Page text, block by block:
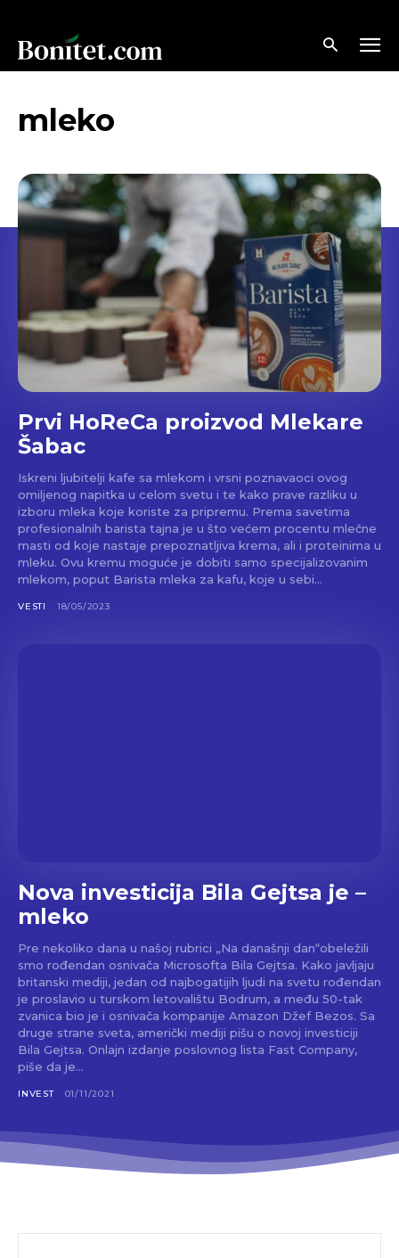
mleko
Prvi HoReCa proizvod Mlekare
Šabac
Iskreni ljubitelji kafe sa mlekom i vrsni poznavaoci ovog
omiljenog napitka u celom svetu i te kako prave razliku u
izboru mleka koje koriste za pripremu. Prema savetima
profesionalnih barista tajna je u što većem procentu mlečne
masti od koje nastaje prepoznatljiva krema, ali i proteinima u
mleku. Ovu kremu moguće je dobiti samo specijalizovanim
mlekom, poput Barista mleka za kafu, koje u sebi...
VESTI 18/05/2023
Nova investicija Bila Gejtsa je –
mleko
Pre nekoliko dana u našoj rubrici „Na današnji dan“obeležili
smo rođendan osnivača Microsofta Bila Gejtsa. Kako javljaju
britanski mediji, jedan od najbogatijih ljudi na svetu rođendan
je proslavio u turskom letovalištu Bodrum, a među 50-tak
zvanica bio je i osnivača kompanije Amazon Džef Bezos. Sa
druge strane sveta, američki mediji pišu o novoj investiciji
Bila Gejtsa. Onlajn izdanje poslovnog lista Fast Company,
piše da je...
INVEST 01/11/2021